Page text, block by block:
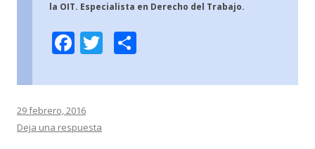
la OIT. Especialista en Derecho del Trabajo.
F
e
b
o
T
itt m
29 febrero, 2016
Deja una respuesta